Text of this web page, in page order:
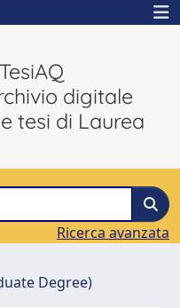
digitale
tesi di Laurea
Ricerca avanzata
Degree)